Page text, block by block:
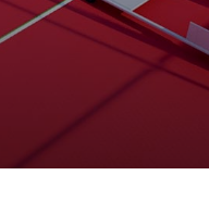
%100
Performans
Çerez
sitede
diğer